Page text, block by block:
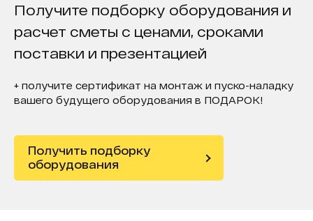
Получите подборку оборудования и
расчет сметы с ценами, сроками
поставки и презентацией
+ получите сертификат на монтаж и пуско-наладку
вашего будущего оборудования в ПОДАРОК!
Получить подборку
оборудования